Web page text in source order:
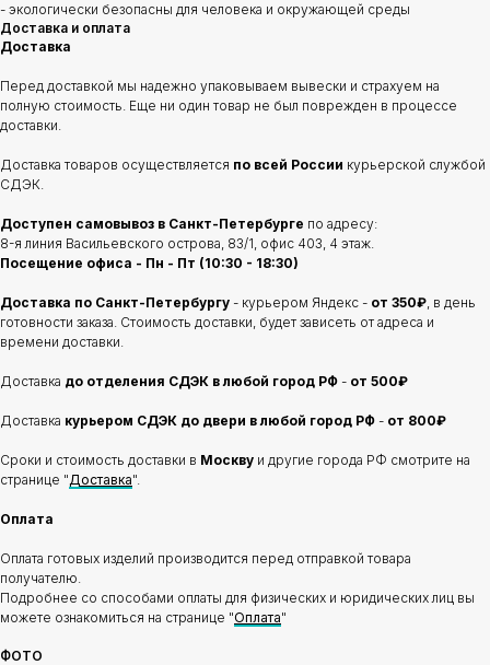
- экологически безопасны для человека и окружающей среды
Доставка и оплата
Доставка
Перед доставкой мы надежно упаковываем вывески и страхуем на
полную стоимость. Еще ни один товар не был поврежден в процессе
доставки.
Доставка товаров осуществляется по всей России курьерской службой
СДЭК.
Доступен самовывоз в Санкт-Петербурге по адресу:
8-я линия Васильевского острова, 83/1, офис 403, 4 этаж.
Посещение офиса - Пн - Пт (10:30 - 18:30)
Доставка по Санкт-Петербургу - курьером Яндекс - от 350₽, в день
готовности заказа. Стоимость доставки, будет зависеть от адреса и
времени доставки.
Доставка до отделения СДЭК в любой город РФ - от 500₽
Доставка курьером СДЭК до двери в любой город РФ - от 800₽
Сроки и стоимость доставки в Москву и другие города РФ смотрите на
странице "Доставка".
Оплата
Оплата готовых изделий производится перед отправкой товара
получателю.
Подробнее со способами оплаты для физических и юридических лиц вы
можете ознакомиться на странице "Оплата"
ФОТО